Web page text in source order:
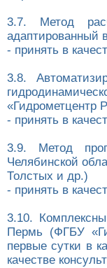
3.7. Метод
- принять в
3.8.
«Гидрометцентр
- принять в
3.9. Метод
Челябинской
Толстых и др.)
- принять в
3.10.
Пермь (ФГБУ
первые сутки в
качестве